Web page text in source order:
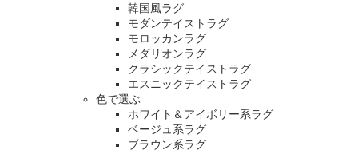
韓国風ラグ
モダンテイストラグ
モロッカンラグ
メダリオンラグ
クラシックテイストラグ
エスニックテイストラグ
色で選ぶ
ホワイト＆アイボリー系ラグ
ベージュ系ラグ
ブラウン系ラグ